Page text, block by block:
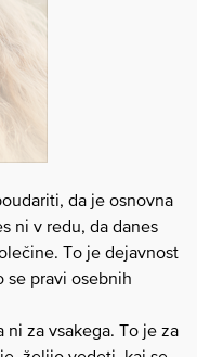
da je osnovna
ni v redu, da danes
To je dejavnost
se pravi osebnih
za vsakega. To je za